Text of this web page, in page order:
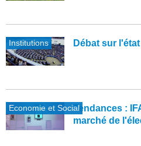
Institutions Débat sur
Economie et SocialTendances :
marché de